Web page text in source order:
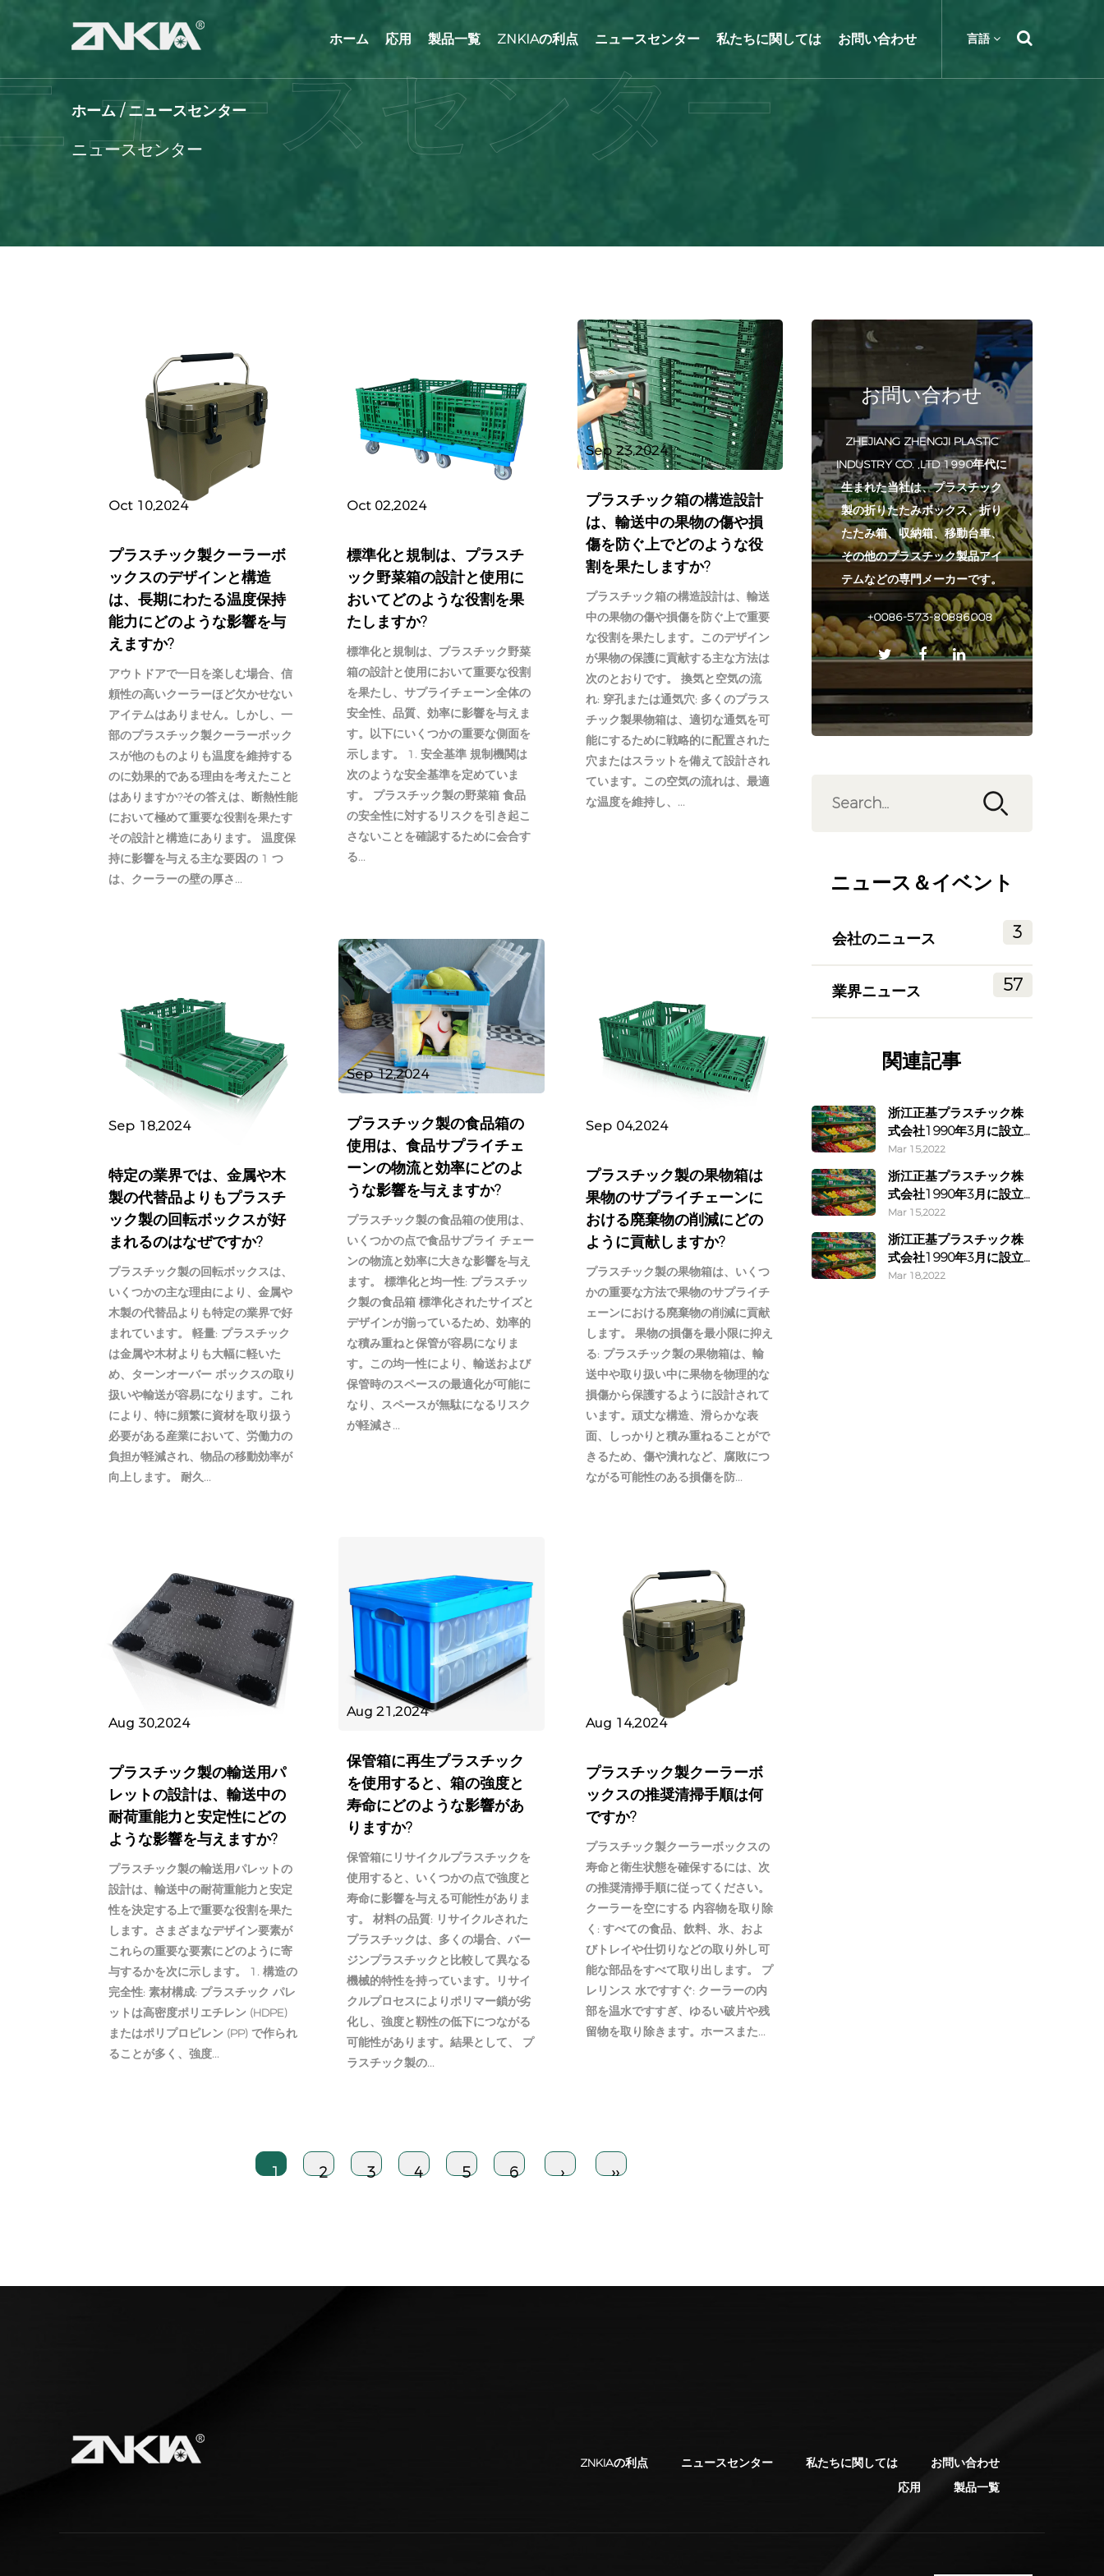
言語
ホーム 応用 製品一覧 ZNKIAの利点 ニュースセンター 私たちに関しては お問い合わせ
ホーム/ニュースセンター
ニュースセンター
Oct 10,2024
プラスチック製クーラーボ
ックスのデザインと構造
は、長期にわたる温度保持
能力にどのような影響を与
えますか?
アウトドアで一日を楽しむ場合、信
頼性の高いクーラーほど欠かせない
アイテムはありません。しかし、一
部のプラスチック製クーラーボック
スが他のものよりも温度を維持する
のに効果的である理由を考えたこと
はありますか?その答えは、断熱性能
において極めて重要な役割を果たす
その設計と構造にあります。 温度保
持に影響を与える主な要因の 1 つ
は、クーラーの壁の厚さ...
Oct 02,2024
標準化と規制は、プラスチ
ック野菜箱の設計と使用に
おいてどのような役割を果
たしますか?
標準化と規制は、プラスチック野菜
箱の設計と使用において重要な役割
を果たし、サプライチェーン全体の
安全性、品質、効率に影響を与えま
す。以下にいくつかの重要な側面を
示します。 1. 安全基準 規制機関は
次のような安全基準を定めていま
す。 プラスチック製の野菜箱 食品
の安全性に対するリスクを引き起こ
さないことを確認するために会合す
る...
Sep 23,2024
プラスチック箱の構造設計
は、輸送中の果物の傷や損
傷を防ぐ上でどのような役
割を果たしますか?
プラスチック箱の構造設計は、輸送
中の果物の傷や損傷を防ぐ上で重要
な役割を果たします。このデザイン
が果物の保護に貢献する主な方法は
次のとおりです。 換気と空気の流
れ: 穿孔または通気穴: 多くのプラス
チック製果物箱は、適切な通気を可
能にするために戦略的に配置された
穴またはスラットを備えて設計され
ています。この空気の流れは、最適
な温度を維持し、...
Sep 18,2024
特定の業界では、金属や木
製の代替品よりもプラスチ
ック製の回転ボックスが好
まれるのはなぜですか?
プラスチック製の回転ボックスは、
いくつかの主な理由により、金属や
木製の代替品よりも特定の業界で好
まれています。 軽量: プラスチック
は金属や木材よりも大幅に軽いた
め、ターンオーバー ボックスの取り
扱いや輸送が容易になります。これ
により、特に頻繁に資材を取り扱う
必要がある産業において、労働力の
負担が軽減され、物品の移動効率が
向上します。 耐久...
Sep 12,2024
プラスチック製の食品箱の
使用は、食品サプライチェ
ーンの物流と効率にどのよ
うな影響を与えますか?
プラスチック製の食品箱の使用は、
いくつかの点で食品サプライ チェー
ンの物流と効率に大きな影響を与え
ます。 標準化と均一性: プラスチッ
ク製の食品箱 標準化されたサイズと
デザインが揃っているため、効率的
な積み重ねと保管が容易になりま
す。この均一性により、輸送および
保管時のスペースの最適化が可能に
なり、スペースが無駄になるリスク
が軽減さ...
Sep 04,2024
プラスチック製の果物箱は
果物のサプライチェーンに
おける廃棄物の削減にどの
ように貢献しますか?
プラスチック製の果物箱は、いくつ
かの重要な方法で果物のサプライチ
ェーンにおける廃棄物の削減に貢献
します。 果物の損傷を最小限に抑え
る: プラスチック製の果物箱は、輸
送中や取り扱い中に果物を物理的な
損傷から保護するように設計されて
います。頑丈な構造、滑らかな表
面、しっかりと積み重ねることがで
きるため、傷や潰れなど、腐敗につ
ながる可能性のある損傷を防...
Aug 30,2024
プラスチック製の輸送用パ
レットの設計は、輸送中の
耐荷重能力と安定性にどの
ような影響を与えますか?
プラスチック製の輸送用パレットの
設計は、輸送中の耐荷重能力と安定
性を決定する上で重要な役割を果た
します。さまざまなデザイン要素が
これらの重要な要素にどのように寄
与するかを次に示します。 1. 構造の
完全性: 素材構成: プラスチック パレ
ットは高密度ポリエチレン (HDPE)
またはポリプロピレン (PP) で作られ
ることが多く、強度...
Aug 21,2024
保管箱に再生プラスチック
を使用すると、箱の強度と
寿命にどのような影響があ
りますか?
保管箱にリサイクルプラスチックを
使用すると、いくつかの点で強度と
寿命に影響を与える可能性がありま
す。 材料の品質: リサイクルされた
プラスチックは、多くの場合、バー
ジンプラスチックと比較して異なる
機械的特性を持っています。リサイ
クルプロセスによりポリマー鎖が劣
化し、強度と靱性の低下につながる
可能性があります。結果として、 プ
ラスチック製の...
Aug 14,2024
プラスチック製クーラーボ
ックスの推奨清掃手順は何
ですか?
プラスチック製クーラーボックスの
寿命と衛生状態を確保するには、次
の推奨清掃手順に従ってください。
クーラーを空にする 内容物を取り除
く: すべての食品、飲料、氷、およ
びトレイや仕切りなどの取り外し可
能な部品をすべて取り出します。 プ
レリンス 水ですすぐ: クーラーの内
部を温水ですすぎ、ゆるい破片や残
留物を取り除きます。ホースまた...
1 2 3 4 5 6 › ››
お問い合わせ
ZHEJIANG ZHENGJI PLASTIC
INDUSTRY CO. ,LTD 1990年代に
生まれた当社は、プラスチック
製の折りたたみボックス、折り
たたみ箱、収納箱、移動台車、
その他のプラスチック製品アイ
テムなどの専門メーカーです。
+0086-573-80886008
ニュース＆イベント
会社のニュース 3
業界ニュース 57
関連記事
浙江正基プラスチック株
式会社1990年3月に設立
されました
Mar 15,2022
浙江正基プラスチック株
式会社1990年3月に設立
されました
Mar 15,2022
浙江正基プラスチック株
式会社1990年3月に設立
されました
Mar 18,2022
お問い合わせ
私たちに関しては
ニュースセンター
ZNKIAの利点
製品一覧
応用